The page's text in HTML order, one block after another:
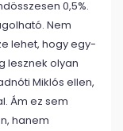
0,5%.
Nem
lehet, hogy egy-
lesznek olyan
Miklós ellen,
Ám ez sem
hanem